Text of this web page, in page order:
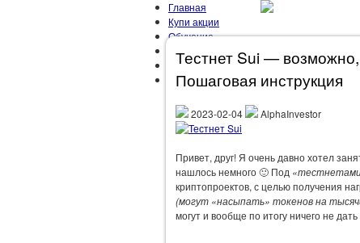
Главная
Купи акции
Обучение
Мой Портфель
Об Авторе
Контакты
ГЛАВНАЯ ЗАРАБОТОК
Тестнет Sui —
Пошаговая инструкция
2023-02-04 AlphaInvestor
Привет, друг! Я очень давно хотел
нашлось немного 🙂 Под
криптопроектов, с целью получения
(могут «насыпать» токенов на
могут и вообще по итогу ничего не